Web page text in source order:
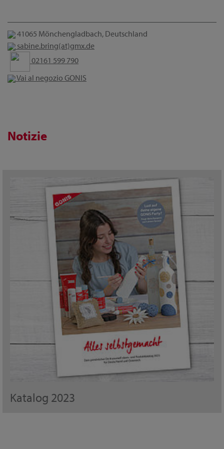
41065 Mönchengladbach, Deutschland
sabine.bring(at)gmx.de
02161 599 790
Vai al negozio GONIS
Notizie
Katalog 2023